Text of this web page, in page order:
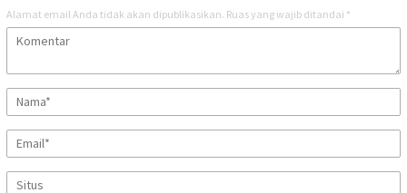
Alamat email Anda tidak akan dipublikasikan. Ruas yang wajib ditandai *